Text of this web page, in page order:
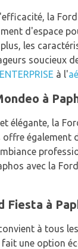
la
d'espace
les
soucieux
ENTERPRISE à l'
à
élégante, la
avec la
Fiesta à
à tous
une option